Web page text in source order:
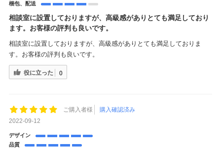
梱包、配送
相談室に設置しておりますが、高級感がありとても満足しており
ます。お客様の評判も良いです。
相談室に設置しておりますが、高級感がありとても満足しておりま
す。お客様の評判も良いです。
役に立った 0
ご購入者様
購入確認済み
2022-09-12
デザイン
品質